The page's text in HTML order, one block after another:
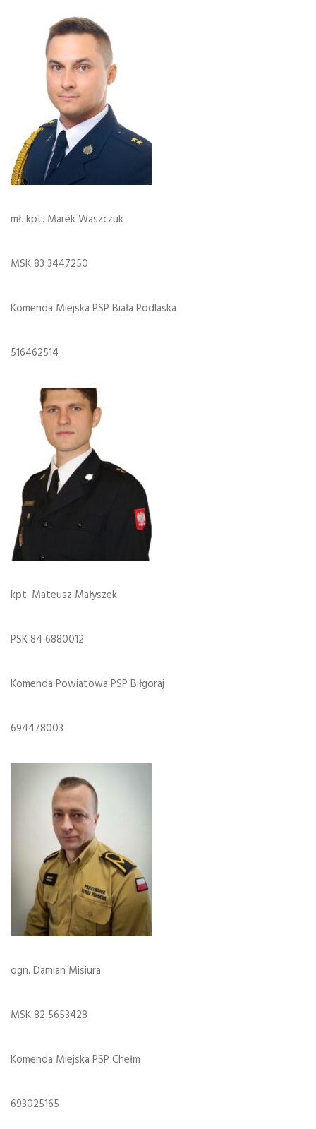
mł. kpt. Marek Waszczuk
MSK 83 3447250
Komenda Miejska PSP Biała Podlaska
516462514
kpt. Mateusz Małyszek
PSK 84 6880012
Komenda Powiatowa PSP Biłgoraj
694478003
ogn. Damian Misiura
MSK 82 5653428
Komenda Miejska PSP Chełm
693025165